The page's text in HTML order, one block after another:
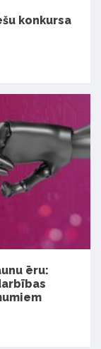
konkursa
ēru: